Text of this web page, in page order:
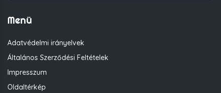
Menü
Adatvédelmi irányelvek
Általános Szerződési Feltételek
Impresszum
Oldaltérkép